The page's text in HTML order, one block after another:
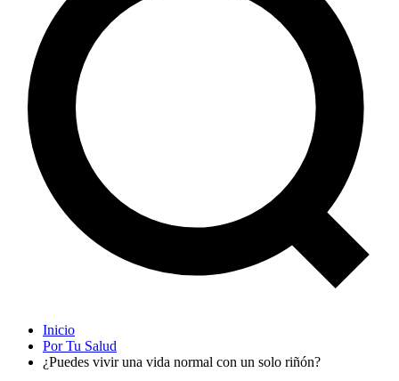
Inicio
Por Tu Salud
¿Puedes vivir una vida normal con un solo riñón?